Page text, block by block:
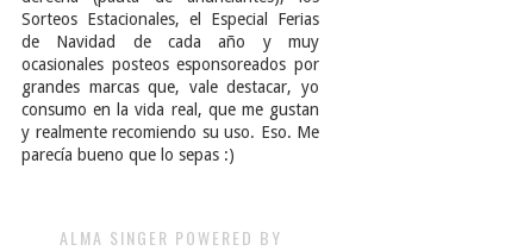
Sorteos Estacionales, el Especial Ferias
de Navidad de cada año y muy
ocasionales posteos esponsoreados por
grandes marcas que, vale destacar, yo
consumo en la vida real, que me gustan
y realmente recomiendo su uso. Eso. Me
parecía bueno que lo sepas :)
ALMA SINGER POWERED BY